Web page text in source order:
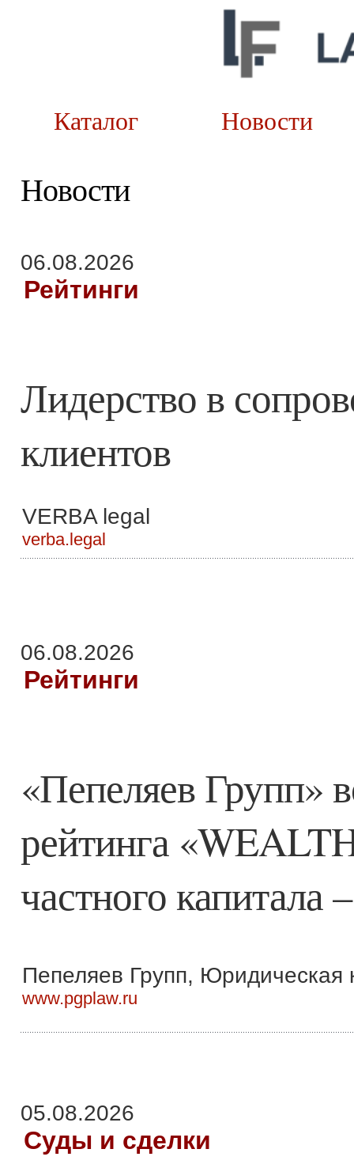
Каталог
Новости
06.08.2026
Рейтинги
Лидерство в
клиентов
VERBA legal
verba.legal
06.08.2026
Рейтинги
«Пепеляев Групп»
рейтинга
частного капитала
Пепеляев Групп, Юридическая
www.pgplaw.ru
05.08.2026
Суды и сделки